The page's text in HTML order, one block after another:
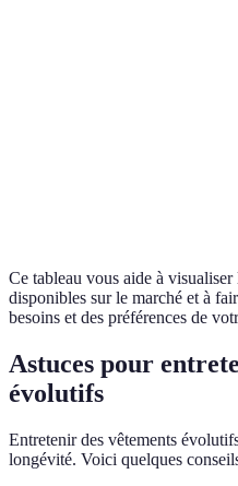
Ce tableau vous aide à
disponibles sur le marché et à
besoins et des préférences de
Astuces pour
évolutifs
Entretenir des vêtements
longévité. Voici quelques